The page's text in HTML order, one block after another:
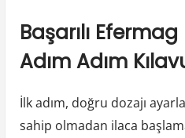
Başarılı
Adım Adım
İlk adım, doğru dozajı
sahip olmadan ilaca